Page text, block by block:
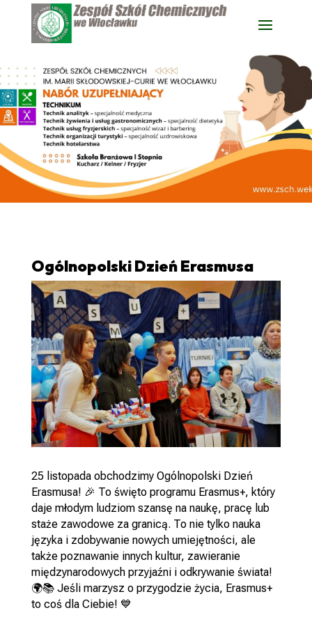
Ogólnopolski Dzień Erasmusa
25 listopada obchodzimy Ogólnopolski Dzień
Erasmusa! 🎉 To święto programu Erasmus+, który
daje młodym ludziom szansę na naukę, pracę lub
staże zawodowe za granicą. To nie tylko nauka
języka i zdobywanie nowych umiejętności, ale
także poznawanie innych kultur, zawieranie
międzynarodowych przyjaźni i odkrywanie świata!
🌍📚 Jeśli marzysz o przygodzie życia, Erasmus+
to coś dla Ciebie! 💙